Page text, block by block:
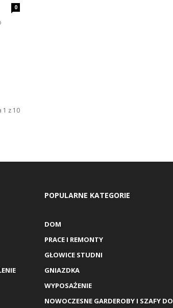
0
1 z 10
POPULARNE KATEGORIE
DOM
PRACE I REMONTY
GŁOWICE STUDNI
GNIAZDKA
WYPOSAŻENIE
NOWOCZESNE GARDEROBY I SZAFY DO